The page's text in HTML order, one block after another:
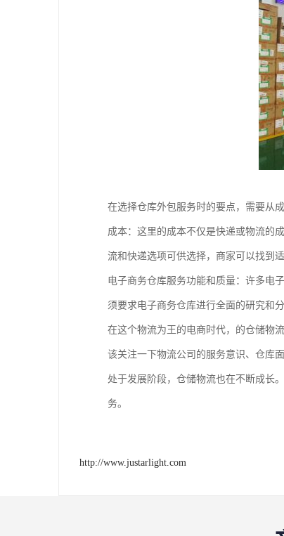
在选择仓库外包服务时的要点，需要从
成本：这里的成本不仅是快递或物流的
流和快递选项可供选择，商家可以找到
电子商务仓库服务功能和质量：许多电
须要求电子商务仓库进行全面的研究和
在这个物流为王的电商时代，的仓储物
该关注一下物流公司的服务意识、仓库
处于发展阶段，仓储物流也在不断成长
务。
http://www.justarlight.com